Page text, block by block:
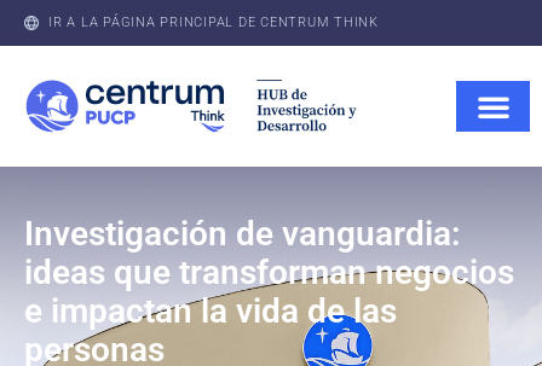
IR A LA PÁGINA PRINCIPAL DE CENTRUM THINK
Investigación de vanguardia:
ideas que transforman negocios
e impactan la vida de las
personas